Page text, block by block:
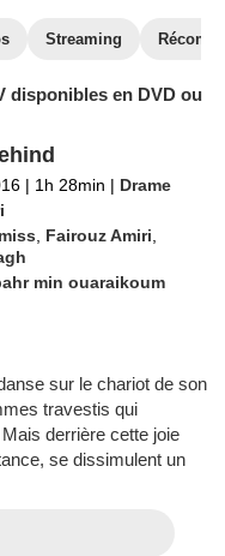
Streaming
disponibles en DVD ou
| 1h 28min | Drame
Fairouz Amiri
min ouaraikoum
sur le chariot de son
travestis qui
derrière cette joie
se dissimulent un